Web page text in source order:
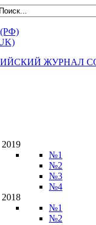
2019
№1
№2
№3
№4
2018
№1
№2